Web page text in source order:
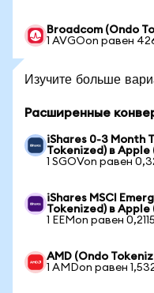
Broadcom (Ondo
1 AVGOon равен
Изучите больше
Расширенные
iShares 0-3 Month
Tokenized) в Apple
1 SGOVon равен
iShares MSCI
Tokenized) в Apple
1 EEMon равен
AMD (Ondo
1 AMDon равен